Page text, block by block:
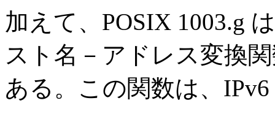
加えて、POSIX 1003.g
スト名－アドレス変換
ある。この関数は、